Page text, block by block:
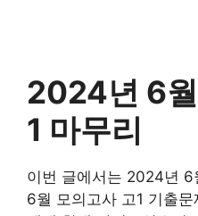
2024년 6
1 마무리
이번 글에서는 2024년
6월 모의고사 고1 기출